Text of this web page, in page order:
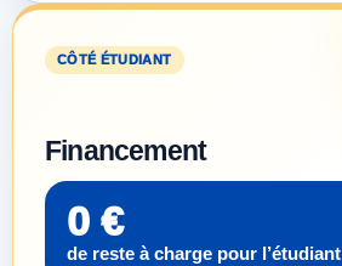
CÔTÉ ÉTUDIANT
Financement
0 €
de reste à charge pour l’étudiant